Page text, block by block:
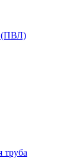
(ПВЛ)
труба